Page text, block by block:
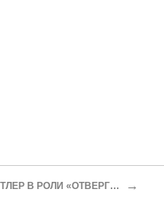
ГИТЛЕР В РОЛИ «ОТВЕРГНУТОГО ПОКЛОННИКА» АНГЛИИ →